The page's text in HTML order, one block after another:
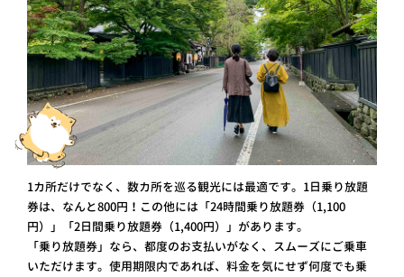
1カ所だけでなく、数カ所を巡る観光には最適です。1日乗り放題
券は、なんと800円！この他には「24時間乗り放題券（1,100
円）」「2日間乗り放題券（1,400円）」があります。
「乗り放題券」なら、都度のお支払いがなく、スムーズにご乗車
いただけます。使用期限内であれば、料金を気にせず何度でも乗